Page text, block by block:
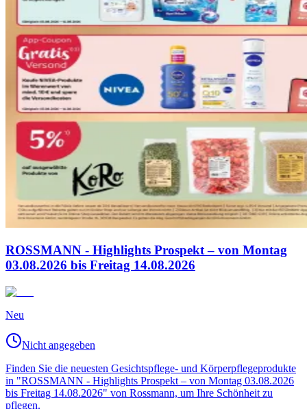
ROSSMANN - Highlights Prospekt – von Montag
03.08.2026 bis Freitag 14.08.2026
Neu
Nicht angegeben
Finden Sie die neuesten Gesichtspflege- und Körperpflegeprodukte
in "ROSSMANN - Highlights Prospekt – von Montag 03.08.2026
bis Freitag 14.08.2026" von Rossmann, um Ihre Schönheit zu
pflegen.